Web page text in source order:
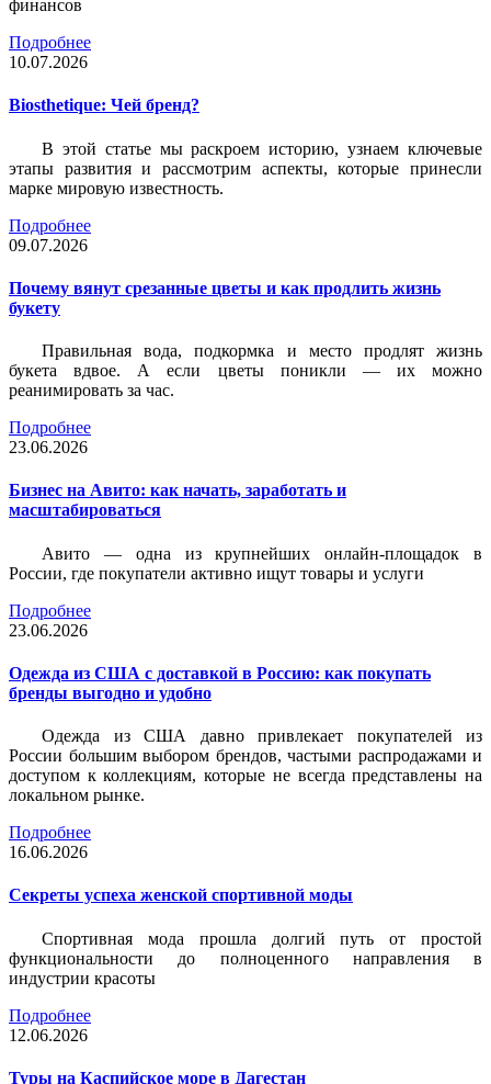
финансов
Подробнее
10.07.2026
Biosthetique: Чей бренд?
В этой статье мы раскроем историю, узнаем ключевые
этапы развития и рассмотрим аспекты, которые принесли
марке мировую известность.
Подробнее
09.07.2026
Почему вянут срезанные цветы и как продлить жизнь
букету
Правильная вода, подкормка и место продлят жизнь
букета вдвое. А если цветы поникли — их можно
реанимировать за час.
Подробнее
23.06.2026
Бизнес на Авито: как начать, заработать и
масштабироваться
Авито — одна из крупнейших онлайн-площадок в
России, где покупатели активно ищут товары и услуги
Подробнее
23.06.2026
Одежда из США с доставкой в Россию: как покупать
бренды выгодно и удобно
Одежда из США давно привлекает покупателей из
России большим выбором брендов, частыми распродажами и
доступом к коллекциям, которые не всегда представлены на
локальном рынке.
Подробнее
16.06.2026
Секреты успеха женской спортивной моды
Спортивная мода прошла долгий путь от простой
функциональности до полноценного направления в
индустрии красоты
Подробнее
12.06.2026
Туры на Каспийское море в Дагестан